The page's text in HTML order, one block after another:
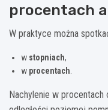
procentach
W praktyce można
w stopniach,
w procentach
Nachylenie w